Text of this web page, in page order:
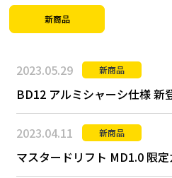
新商品
2023.05.29 新商品
BD12 アルミシャーシ仕様 新
2023.04.11 新商品
マスタードリフト MD1.0 限